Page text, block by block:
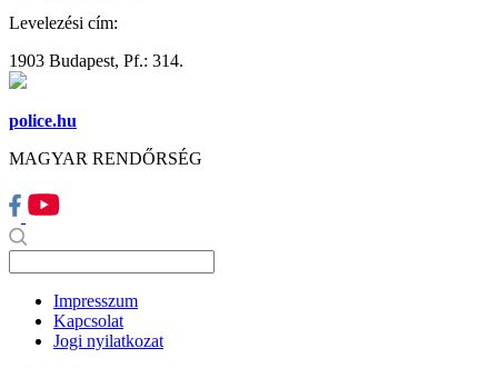
Levelezési cím:
1903 Budapest, Pf.: 314.
police.hu
MAGYAR RENDŐRSÉG
Impresszum
Kapcsolat
Jogi nyilatkozat